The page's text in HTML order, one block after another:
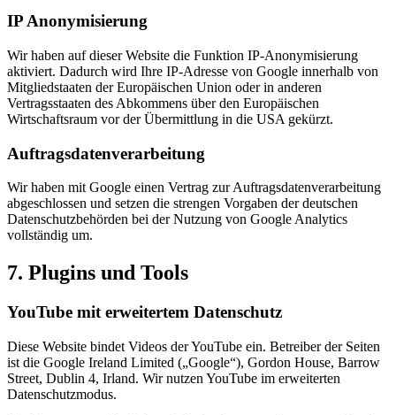
IP Anonymisierung
Wir haben auf dieser Website die Funktion IP-Anonymisierung
aktiviert. Dadurch wird Ihre IP-Adresse von Google innerhalb von
Mitgliedstaaten der Europäischen Union oder in anderen
Vertragsstaaten des Abkommens über den Europäischen
Wirtschaftsraum vor der Übermittlung in die USA gekürzt.
Auftragsdatenverarbeitung
Wir haben mit Google einen Vertrag zur Auftragsdatenverarbeitung
abgeschlossen und setzen die strengen Vorgaben der deutschen
Datenschutzbehörden bei der Nutzung von Google Analytics
vollständig um.
7. Plugins und Tools
YouTube mit erweitertem Datenschutz
Diese Website bindet Videos der YouTube ein. Betreiber der Seiten
ist die Google Ireland Limited („Google“), Gordon House, Barrow
Street, Dublin 4, Irland. Wir nutzen YouTube im erweiterten
Datenschutzmodus.